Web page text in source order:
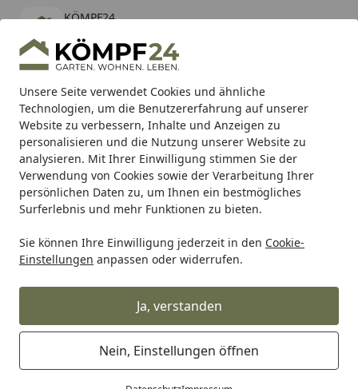
Unsere Seite verwendet Cookies und ähnliche
Technologien, um die Benutzererfahrung auf unserer
Website zu verbessern, Inhalte und Anzeigen zu
personalisieren und die Nutzung unserer Website zu
analysieren. Mit Ihrer Einwilligung stimmen Sie der
Verwendung von Cookies sowie der Verarbeitung Ihrer
persönlichen Daten zu, um Ihnen ein bestmögliches
Surferlebnis und mehr Funktionen zu bieten.
Sie können Ihre Einwilligung jederzeit in den Cookie-
Einstellungen anpassen oder widerrufen.
Ja, verstanden
Nein, Einstellungen öffnen
KÖMPF24
kostenlos - Im App Store
Hotline
Alle Produkte
Mein Konto
Suchen
Karibu Pools inkl. gratis Sandfilteranlage & Pool-
Starterset (Gesamtwert bis 468,99€)
Startseite
Alberts Tore Einzeltor
Alberts Einzeltor
Ihre Artikelübersicht
Kategorien